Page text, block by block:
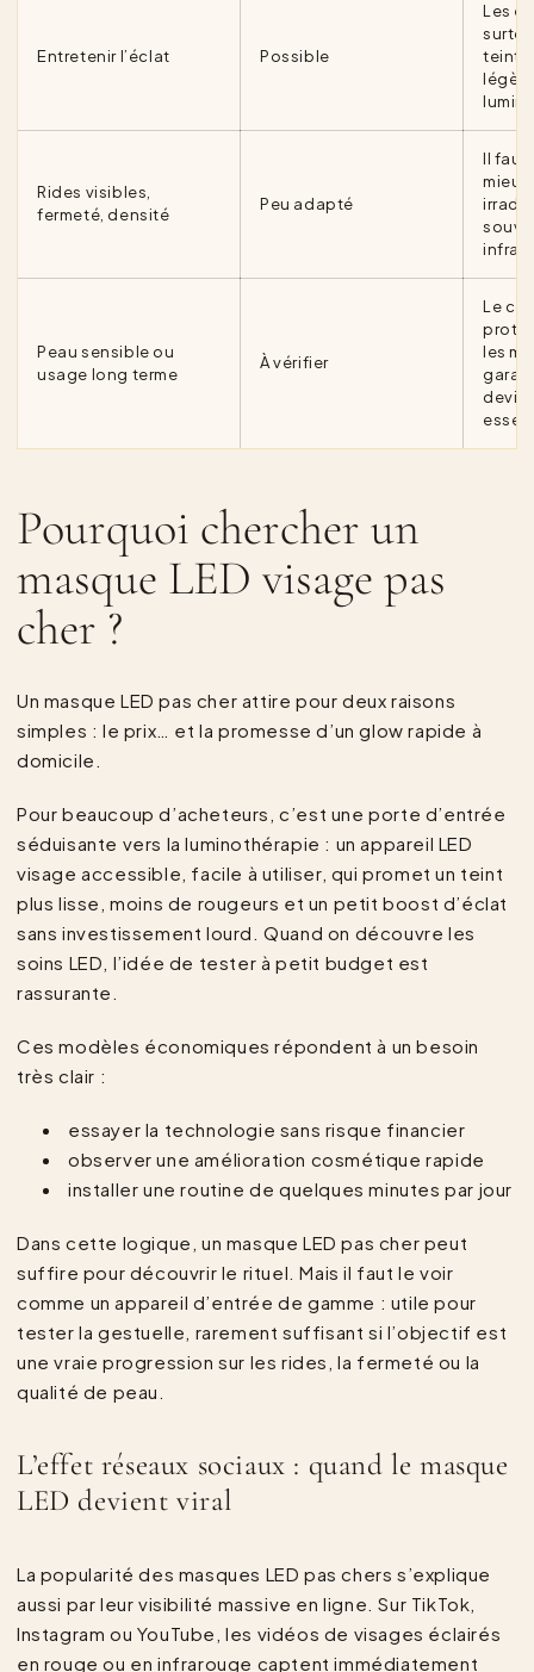
Entretenir l’éclat Possible
Les
teint
Rides visibles,
fermeté, densité
Peu adapté
Il faut
Peau sensible ou
usage long terme
À vérifier
Le
les
Pourquoi chercher un
masque LED visage pas
cher ?
Un masque LED pas cher attire pour deux raisons
simples : le prix… et la promesse d’un glow rapide à
domicile.
Pour beaucoup d’acheteurs, c’est une porte d’entrée
séduisante vers la luminothérapie : un appareil LED
visage accessible, facile à utiliser, qui promet un teint
plus lisse, moins de rougeurs et un petit boost d’éclat
sans investissement lourd. Quand on découvre les
soins LED, l’idée de tester à petit budget est
rassurante.
Ces modèles économiques répondent à un besoin
très clair :
essayer la technologie sans risque financier
observer une amélioration cosmétique rapide
installer une routine de quelques minutes par jour
Dans cette logique, un masque LED pas cher peut
suffire pour découvrir le rituel. Mais il faut le voir
comme un appareil d’entrée de gamme : utile pour
tester la gestuelle, rarement suffisant si l’objectif est
une vraie progression sur les rides, la fermeté ou la
qualité de peau.
L’effet réseaux sociaux : quand le masque
LED devient viral
La popularité des masques LED pas chers s’explique
aussi par leur visibilité massive en ligne. Sur TikTok,
Instagram ou YouTube, les vidéos de visages éclairés
en rouge ou en infrarouge captent immédiatement